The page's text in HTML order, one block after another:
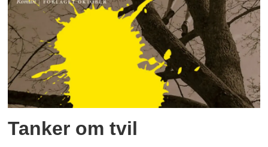
Tanker om tvil